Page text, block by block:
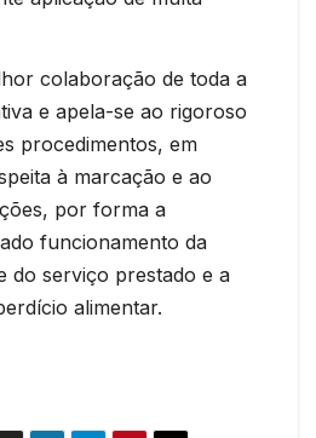
colaboração de toda a
e apela-se ao rigoroso
procedimentos, em
à marcação e ao
por forma a
funcionamento da
do serviço prestado e a
alimentar.